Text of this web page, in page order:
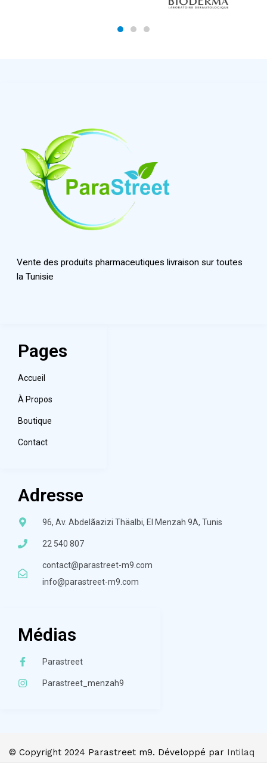
Vente des produits pharmaceutiques livraison sur toutes
la Tunisie
Pages
Accueil
À Propos
Boutique
Contact
Adresse
96, Av. Abdelãazizi Thäalbi, El Menzah 9A, Tunis
22 540 807
contact@parastreet-m9.com
info@parastreet-m9.com
Médias
Parastreet
Parastreet_menzah9
© Copyright 2024 Parastreet m9. Développé par Intilaq